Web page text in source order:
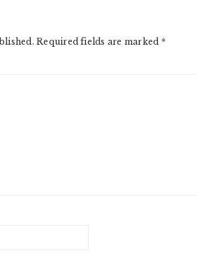
Required fields are marked *